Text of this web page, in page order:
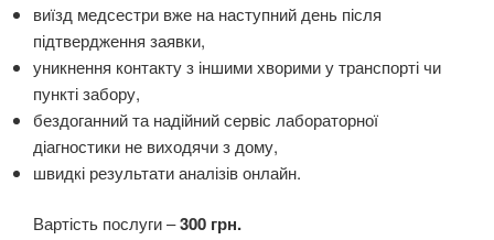
виїзд медсестри вже на наступний день після
підтвердження заявки,
уникнення контакту з іншими хворими у транспорті чи
пункті забору,
бездоганний та надійний сервіс лабораторної
діагностики не виходячи з дому,
швидкі результати аналізів онлайн.
Вартість послуги –300 грн.